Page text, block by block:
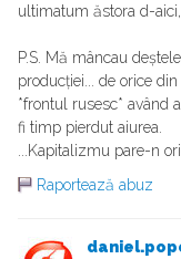
ultimatum ăstora d-
P.S. Mă mâncau
producției... de orice
*frontul rusesc* având
fi timp pierdut aiurea.
...Kapitalizmu pare-n
Raportează abuz